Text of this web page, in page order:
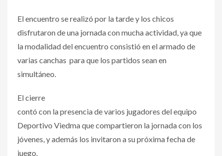
El encuentro se realizó por la tarde y los chicos
disfrutaron de una jornada con mucha actividad, ya que
la modalidad del encuentro consistió en el armado de
varias canchas para que los partidos sean en
simultáneo.
El cierre
contó con la presencia de varios jugadores del equipo
Deportivo Viedma que compartieron la jornada con los
jóvenes, y además los invitaron a su próxima fecha de
juego.